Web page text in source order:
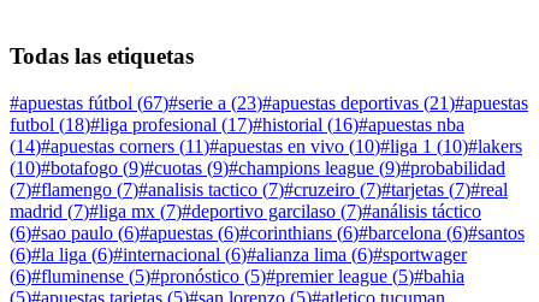
Todas las etiquetas
#apuestas fútbol (67)#serie a (23)#apuestas deportivas (21)#apuestas
futbol (18)#liga profesional (17)#historial (16)#apuestas nba
(14)#apuestas corners (11)#apuestas en vivo (10)#liga 1 (10)#lakers
(10)#botafogo (9)#cuotas (9)#champions league (9)#probabilidad
(7)#flamengo (7)#analisis tactico (7)#cruzeiro (7)#tarjetas (7)#real
madrid (7)#liga mx (7)#deportivo garcilaso (7)#análisis táctico
(6)#sao paulo (6)#apuestas (6)#corinthians (6)#barcelona (6)#santos
(6)#la liga (6)#internacional (6)#alianza lima (6)#sportwager
(6)#fluminense (5)#pronóstico (5)#premier league (5)#bahia
(5)#apuestas tarjetas (5)#san lorenzo (5)#atletico tucuman